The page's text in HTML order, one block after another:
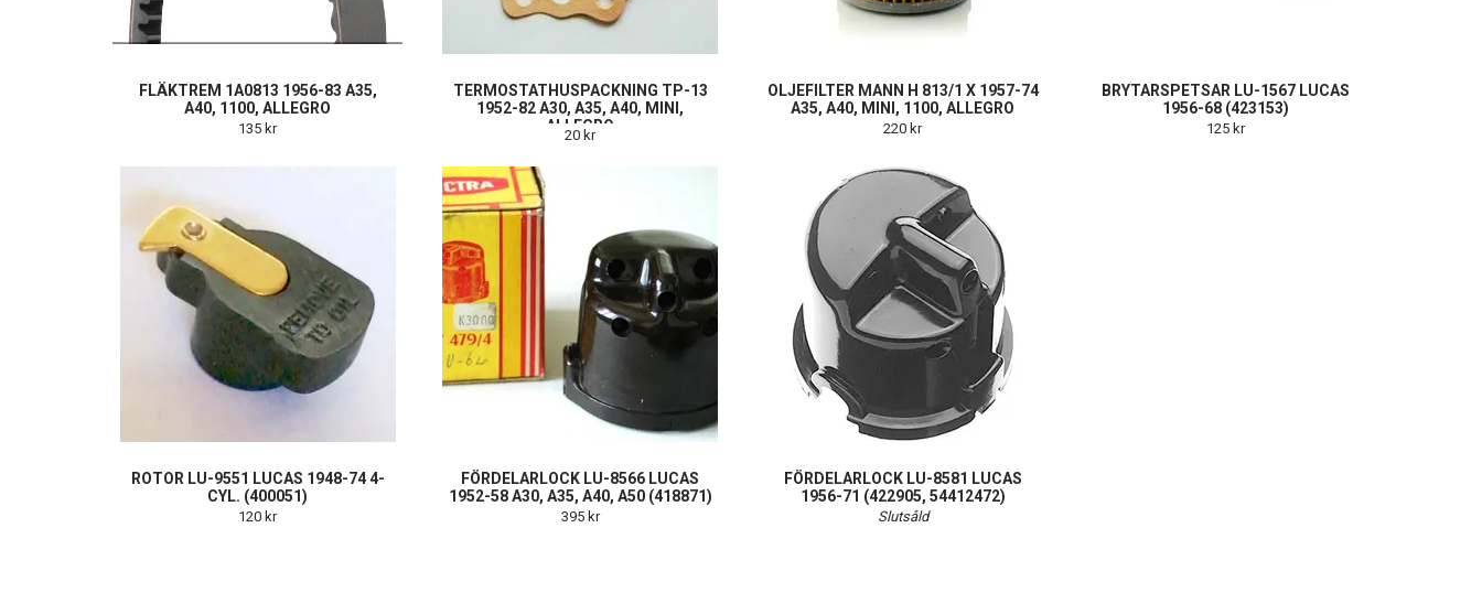
FLÄKTREM 1A0813 1956-83 A35,
A40, 1100, ALLEGRO
135 kr
TERMOSTATHUSPACKNING TP-13
1952-82 A30, A35, A40, MINI,
ALLEGRO
20 kr
OLJEFILTER MANN H 813/1 X 1957-74
A35, A40, MINI, 1100, ALLEGRO
220 kr
BRYTARSPETSAR LU-1567 LUCAS
1956-68 (423153)
125 kr
ROTOR LU-9551 LUCAS 1948-74 4-
CYL. (400051)
120 kr
FÖRDELARLOCK LU-8566 LUCAS
1952-58 A30, A35, A40, A50 (418871)
395 kr
FÖRDELARLOCK LU-8581 LUCAS
1956-71 (422905, 54412472)
Slutsåld